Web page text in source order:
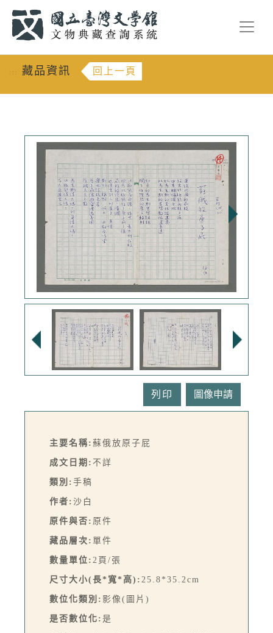
::: 藏品資訊 回上一頁
列印
主要名稱: 蘇俄放原子屁
成文日期: 不詳
類別: 手稿
作者: 沙白
原件與否: 原件
藏品層次: 單件
數量單位: 2頁/張
尺寸大小(長*寬*高): 25.8*35.2cm
數位化類別: 影像(圖片)
是否數位化: 是